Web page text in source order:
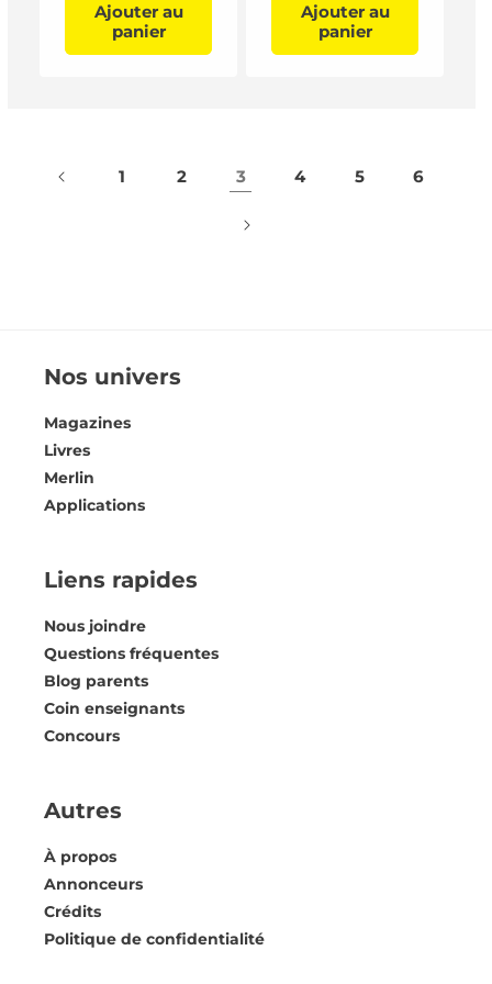
Ajouter au
panier
Ajouter au
panier
1 2 3 4 5 6
Nos univers
Magazines
Livres
Merlin
Applications
Liens rapides
Nous joindre
Questions fréquentes
Blog parents
Coin enseignants
Concours
Autres
À propos
Annonceurs
Crédits
Politique de confidentialité